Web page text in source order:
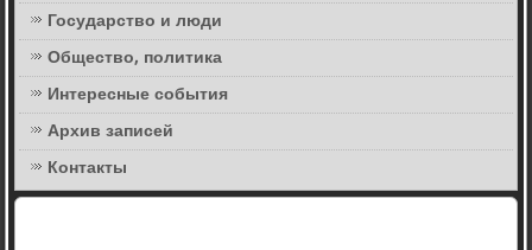
Государство и люди
Общество, политика
Интересные события
Архив записей
Контакты